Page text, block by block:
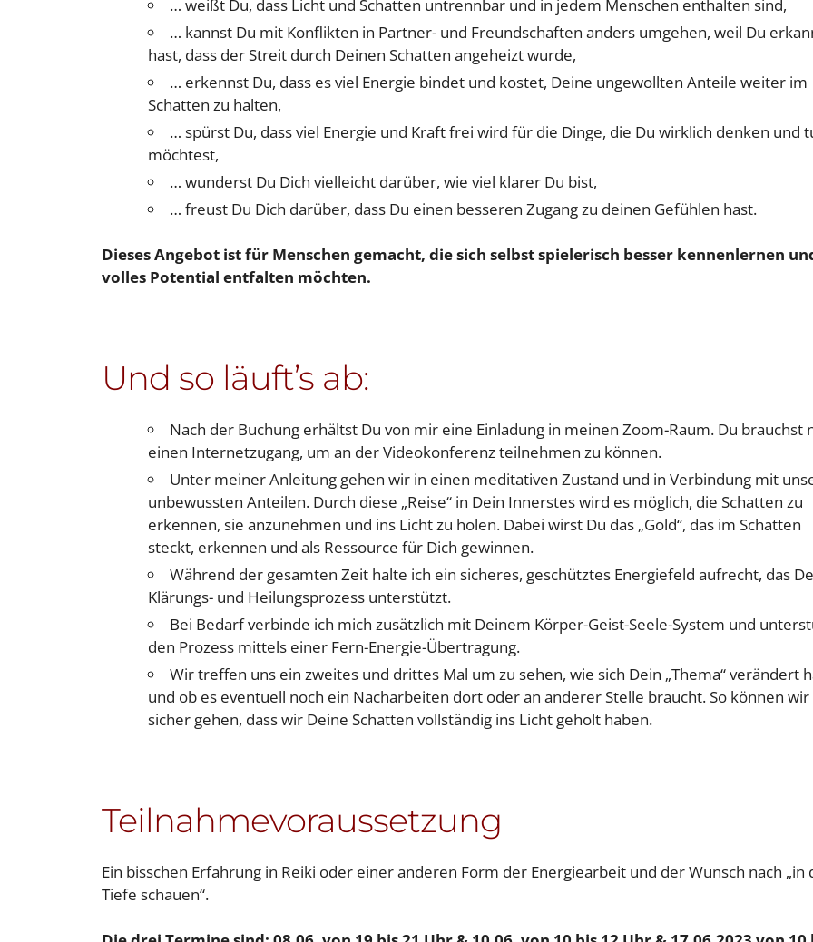
… weißt Du, dass Licht und Schatten untrennbar und in jedem Menschen enthalten sind,
… kannst Du mit Konflikten in Partner- und Freundschaften anders umgehen, weil Du
hast, dass der Streit durch Deinen Schatten angeheizt wurde,
… erkennst Du, dass es viel Energie bindet und kostet, Deine ungewollten Anteile weiter im
Schatten zu halten,
… spürst Du, dass viel Energie und Kraft frei wird für die Dinge, die Du wirklich denken und
möchtest,
… wunderst Du Dich vielleicht darüber, wie viel klarer Du bist,
… freust Du Dich darüber, dass Du einen besseren Zugang zu deinen Gefühlen hast.
Dieses Angebot ist für Menschen gemacht, die sich selbst spielerisch besser kennenlernen
volles Potential entfalten möchten.
Und so läuft’s ab:
Nach der Buchung erhältst Du von mir eine Einladung in meinen Zoom-Raum. Du brauchst
einen Internetzugang, um an der Videokonferenz teilnehmen zu können.
Unter meiner Anleitung gehen wir in einen meditativen Zustand und in Verbindung mit
unbewussten Anteilen. Durch diese „Reise“ in Dein Innerstes wird es möglich, die Schatten zu
erkennen, sie anzunehmen und ins Licht zu holen. Dabei wirst Du das „Gold“, das im Schatten
steckt, erkennen und als Ressource für Dich gewinnen.
Während der gesamten Zeit halte ich ein sicheres, geschütztes Energiefeld aufrecht, das
Klärungs- und Heilungsprozess unterstützt.
Bei Bedarf verbinde ich mich zusätzlich mit Deinem Körper-Geist-Seele-System und
den Prozess mittels einer Fern-Energie-Übertragung.
Wir treffen uns ein zweites und drittes Mal um zu sehen, wie sich Dein „Thema“ verändert
und ob es eventuell noch ein Nacharbeiten dort oder an anderer Stelle braucht. So können wir
sicher gehen, dass wir Deine Schatten vollständig ins Licht geholt haben.
Teilnahmevoraussetzung
Ein bisschen Erfahrung in Reiki oder einer anderen Form der Energiearbeit und der Wunsch nach „in
Tiefe schauen“.